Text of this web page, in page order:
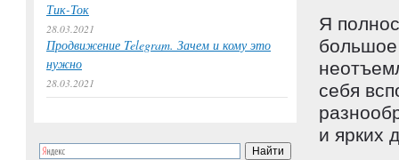
Я
большое
себя
и ярких
Тик-Ток
28.03.2021
Продвижение Telegram. Зачем и кому это
нужно
28.03.2021